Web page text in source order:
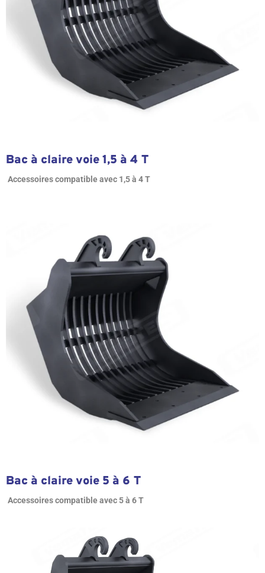
Bac à claire voie 1,5 à 4 T
Accessoires compatible avec 1,5 à 4 T
Bac à claire voie 5 à 6 T
Accessoires compatible avec 5 à 6 T